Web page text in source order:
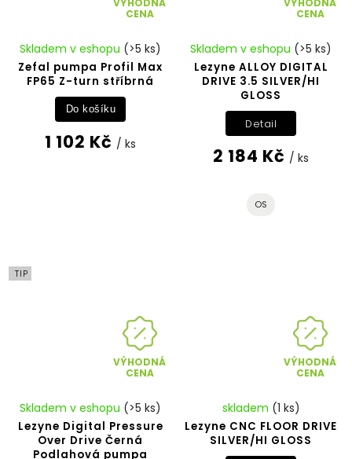
VÝHODNÁ
CENA
Zefal pumpa Profil Max
FP65 Z-turn stříbrná
Skladem v eshopu (>5 ks)
1 102 Kč / ks
Do košíku
VÝHODNÁ
CENA
Lezyne ALLOY DIGITAL
DRIVE 3.5 SILVER/HI
GLOSS
Skladem v eshopu (>5 ks)
2 184 Kč / ks
Detail
OS
TIP
VÝHODNÁ
CENA
Lezyne Digital Pressure
Over Drive Černá
Podlahová pumpa
Skladem v eshopu (>5 ks)
VÝHODNÁ
CENA
Lezyne CNC FLOOR DRIVE
SILVER/HI GLOSS
skladem (1 ks)